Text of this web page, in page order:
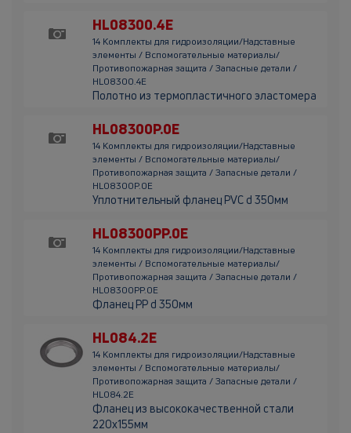
HL08300.4E
14 Комплекты для гидроизоляции/Надставные
элементы / Вспомогательные материалы/
Противопожарная защита / Запасные детали /
HL08300.4E
Полотно из термопластичного эластомера
HL08300P.0E
14 Комплекты для гидроизоляции/Надставные
элементы / Вспомогательные материалы/
Противопожарная защита / Запасные детали /
HL08300P.0E
Уплотнительный фланец PVC d 350мм
HL08300PP.0E
14 Комплекты для гидроизоляции/Надставные
элементы / Вспомогательные материалы/
Противопожарная защита / Запасные детали /
HL08300PP.0E
Фланец PP d 350мм
HL084.2E
14 Комплекты для гидроизоляции/Надставные
элементы / Вспомогательные материалы/
Противопожарная защита / Запасные детали /
HL084.2E
Фланец из высококачественной стали
220х155мм